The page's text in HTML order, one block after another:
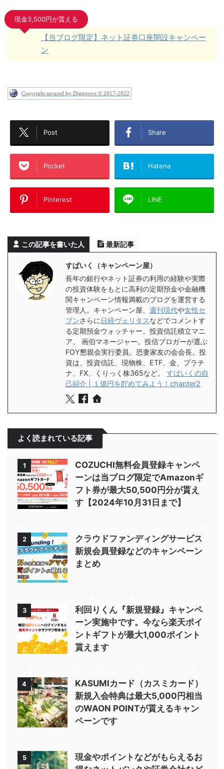
現金3,500円が貰える
【当ブログ限定】ネット証券口座開設キャンペー
ン
Copyright secured by Digiprove © 2017-2022
Post Share
Pocket Hatena
Pinterest LINE
この記事を書いた人 最新記事
すぱいく（キャンペーン屋）
長年の銀行やネット証券の利用の経験や実際
の投資体験をもとに高利の定期預金や金融機
関キャンペーン情報満載のブログを運営する
管理人。キャンペーン屋、 週刊現代や女性セ
ブンさらに 日経ヴェリタスなどでコメントす
る定期預金ウォッチャー。投資信託積立マニ
ア。 画伯マネージャー。投信ブロガーが選ぶ
FOY懇親会実行委員。恐妻家友の会会長。投
資は、投資信託、現物株、ETF、金、プラチ
ナ、FX、くりっく株365など。 すぱいくの自
己紹介 | １億円を貯めてみよう！chapter2
よく読まれている記事
1
COZUCHI無料会員登録キャンペ
ーンは当ブログ限定でAmazonギ
フト券が最大50,500円分が貰え
す【2024年10月31日まで】
2
クラウドファンディングサービス
新規会員登録などのキャンペーン
まとめ
3
利回りくん『新規登録』キャンペ
ーン実施中です。今なら楽天ポイ
ントギフトが最大1,000ポイント
貰えます
4
KASUMIカード（カスミカード）
新規入会特典は最大5,000円相当
のWAON POINTが貰えるキャン
ペーンです
5
現金やポイントなどがもらえるお